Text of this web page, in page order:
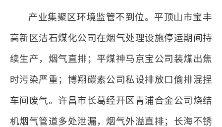
产业集聚区环境监管不到位。平顶山市宝丰
高新区洁石煤化公司在烟气处理设施停运期间持
续生产，烟气直排；平煤神马京宝公司装煤出焦
时污染严重；博翔碳素公司私设排放口偷排混捏
车间废气。许昌市长葛经开区青浦合金公司烧结
机烟气管道多处泄漏，烟气外溢直排；长海不锈